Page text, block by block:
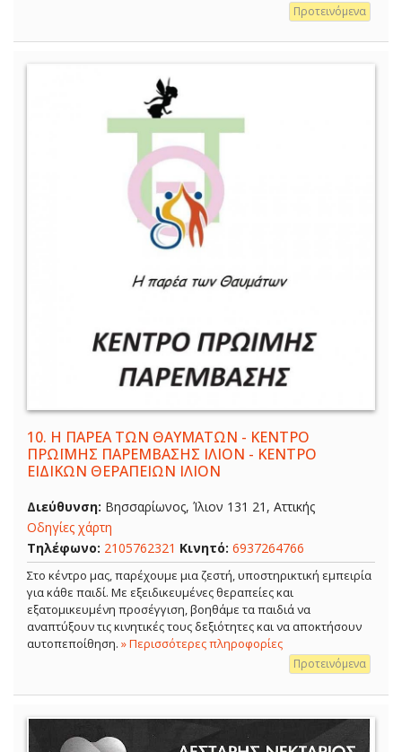
Προτεινόμενα
10. Η ΠΑΡΕΑ ΤΩΝ ΘΑΥΜΑΤΩΝ - ΚΕΝΤΡΟ
ΠΡΩΪΜΗΣ ΠΑΡΕΜΒΑΣΗΣ ΙΛΙΟΝ - ΚΕΝΤΡΟ
ΕΙΔΙΚΩΝ ΘΕΡΑΠΕΙΩΝ ΙΛΙΟΝ
Διεύθυνση: Βησσαρίωνος, Ίλιον 131 21, Αττικής
Οδηγίες χάρτη
Τηλέφωνο: 2105762321 Κινητό: 6937264766
Στο κέντρο μας, παρέχουμε μια ζεστή, υποστηρικτική εμπειρία
για κάθε παιδί. Με εξειδικευμένες θεραπείες και
εξατομικευμένη προσέγγιση, βοηθάμε τα παιδιά να
αναπτύξουν τις κινητικές τους δεξιότητες και να αποκτήσουν
αυτοπεποίθηση. » Περισσότερες πληροφορίες
Προτεινόμενα